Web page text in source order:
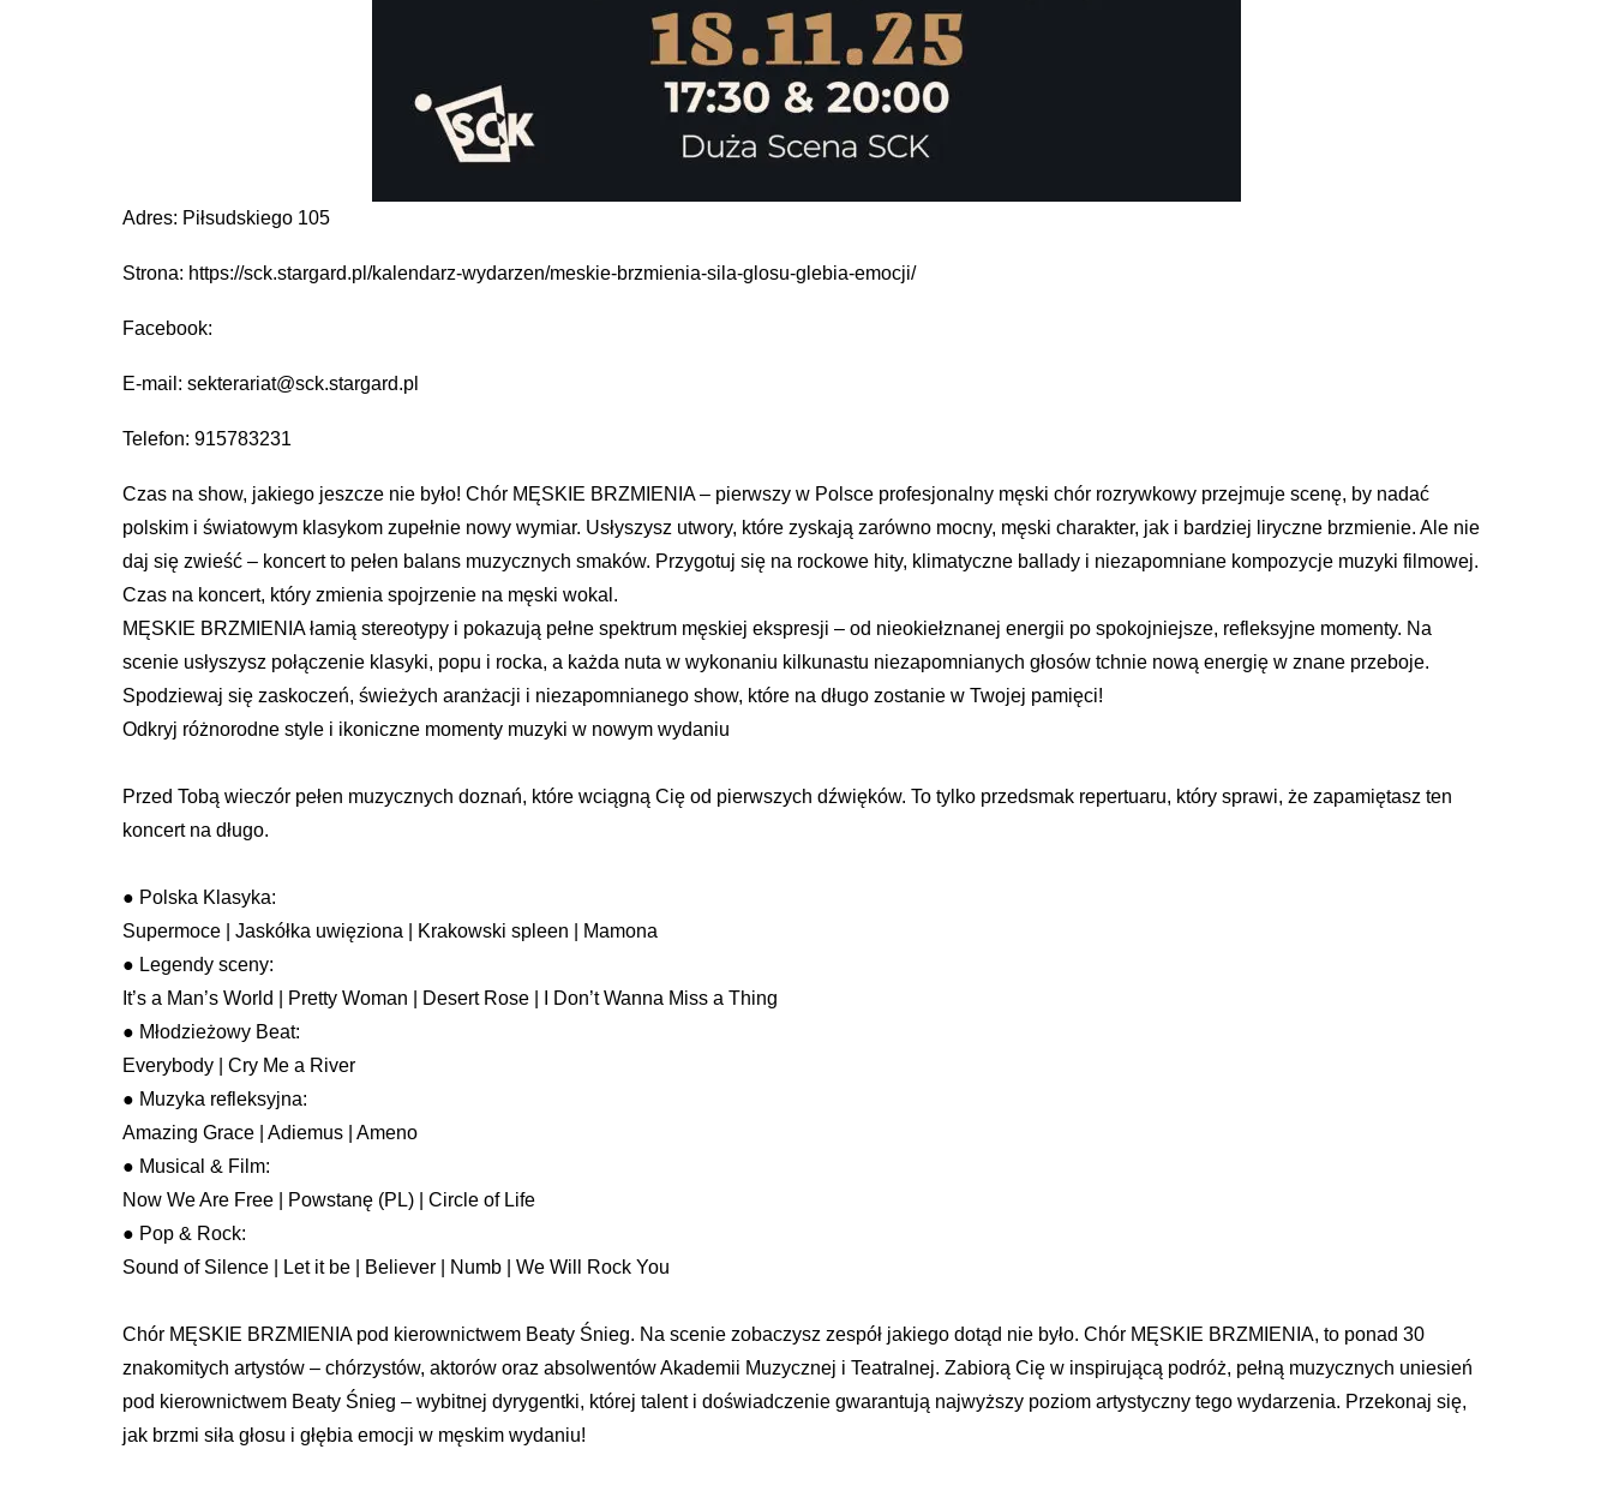
Adres: Piłsudskiego 105
Strona: https://sck.stargard.pl/kalendarz-wydarzen/meskie-brzmienia-sila-glosu-glebia-emocji/
Facebook:
E-mail: sekterariat@sck.stargard.pl
Telefon: 915783231
Czas na show, jakiego jeszcze nie było! Chór MĘSKIE BRZMIENIA – pierwszy w Polsce profesjonalny męski chór rozrywkowy przejmuje scenę, by nadać
polskim i światowym klasykom zupełnie nowy wymiar. Usłyszysz utwory, które zyskają zarówno mocny, męski charakter, jak i bardziej liryczne brzmienie. Ale nie
daj się zwieść – koncert to pełen balans muzycznych smaków. Przygotuj się na rockowe hity, klimatyczne ballady i niezapomniane kompozycje muzyki filmowej.
Czas na koncert, który zmienia spojrzenie na męski wokal.
MĘSKIE BRZMIENIA łamią stereotypy i pokazują pełne spektrum męskiej ekspresji – od nieokiełznanej energii po spokojniejsze, refleksyjne momenty. Na
scenie usłyszysz połączenie klasyki, popu i rocka, a każda nuta w wykonaniu kilkunastu niezapomnianych głosów tchnie nową energię w znane przeboje.
Spodziewaj się zaskoczeń, świeżych aranżacji i niezapomnianego show, które na długo zostanie w Twojej pamięci!
Odkryj różnorodne style i ikoniczne momenty muzyki w nowym wydaniu
Przed Tobą wieczór pełen muzycznych doznań, które wciągną Cię od pierwszych dźwięków. To tylko przedsmak repertuaru, który sprawi, że zapamiętasz ten
koncert na długo.
● Polska Klasyka:
Supermoce | Jaskółka uwięziona | Krakowski spleen | Mamona
● Legendy sceny:
It’s a Man’s World | Pretty Woman | Desert Rose | I Don’t Wanna Miss a Thing
● Młodzieżowy Beat:
Everybody | Cry Me a River
● Muzyka refleksyjna:
Amazing Grace | Adiemus | Ameno
● Musical & Film:
Now We Are Free | Powstanę (PL) | Circle of Life
● Pop & Rock:
Sound of Silence | Let it be | Believer | Numb | We Will Rock You
Chór MĘSKIE BRZMIENIA pod kierownictwem Beaty Śnieg. Na scenie zobaczysz zespół jakiego dotąd nie było. Chór MĘSKIE BRZMIENIA, to ponad 30
znakomitych artystów – chórzystów, aktorów oraz absolwentów Akademii Muzycznej i Teatralnej. Zabiorą Cię w inspirującą podróż, pełną muzycznych uniesień
pod kierownictwem Beaty Śnieg – wybitnej dyrygentki, której talent i doświadczenie gwarantują najwyższy poziom artystyczny tego wydarzenia. Przekonaj się,
jak brzmi siła głosu i głębia emocji w męskim wydaniu!